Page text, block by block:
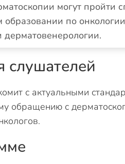
могут пройти
по
дерматовенерологии.
слушателей
с актуальными
обращению с